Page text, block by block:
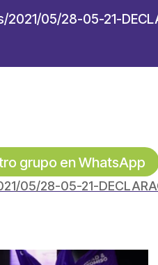
05/28-05-21-
grupo en WhatsApp
05/28-05-21-